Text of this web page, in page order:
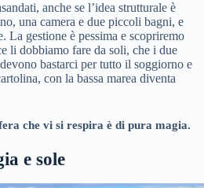
anche se l’idea strutturale è
una camera e due piccoli bagni, e
La gestione è pessima e scopriremo
li dobbiamo fare da soli, che i due
bastarci per tutto il soggiorno e
con la bassa marea diventa
che vi si respira è di pura magia.
e sole